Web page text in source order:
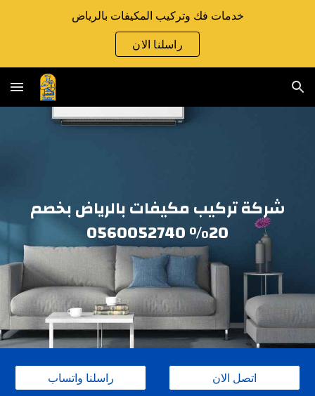
Skip to main content
خدمات فك وتركيب المكيفات بالرياض
راسلنا الان
شركة تركيب مكيفات بالرياض بخصم
20% 0560052740
راسلنا واتساب اتصل الان